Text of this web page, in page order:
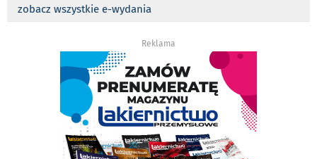
zobacz wszystkie e-wydania
Reklama